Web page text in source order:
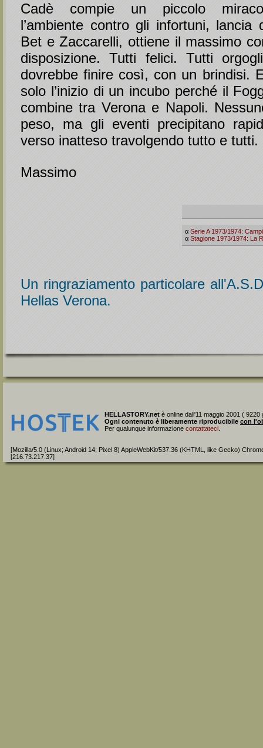
Cadè compie un piccolo
l’ambiente contro gli infortuni, lancia
Bet e Zaccarelli, ottiene il massimo
disposizione. Tutti felici. Tutti
dovrebbe finire così, con un brindisi.
solo l’inizio di un incubo perché il
combine tra Verona e Napoli.
peso, ma gli eventi precipitano
verso inatteso travolgendo tutto e tutti.
Massimo
α Serie A 1973/1974:
α Stagione 1973/1974: La
Un ringraziamento particolare
Hellas Verona.
HELLASTORY.net è online dall'11 maggio 2001 ( 9220
Ogni contenuto è liberamente riproducibile con
Per qualunque informazione contattateci.
[Mozilla/5.0 (Linux; Android 14; Pixel 8) AppleWebKit/537.36 (KHTML, like Gecko)
[216.73.217.37]